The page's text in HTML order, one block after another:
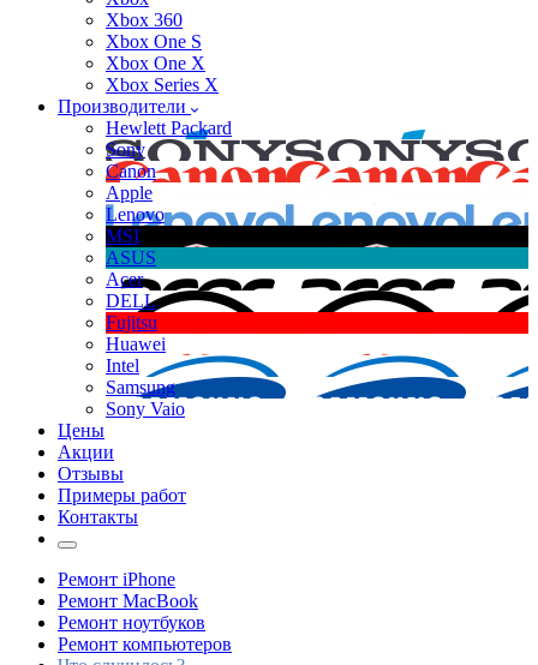
Xbox 360
Xbox One S
Xbox One X
Xbox Series X
Производители
Hewlett Packard
Sony
Canon
Apple
Lenovo
MSI
ASUS
Acer
DELL
Fujitsu
Huawei
Intel
Samsung
Sony Vaio
Цены
Акции
Отзывы
Примеры работ
Контакты
Ремонт iPhone
Ремонт MacBook
Ремонт ноутбуков
Ремонт компьютеров